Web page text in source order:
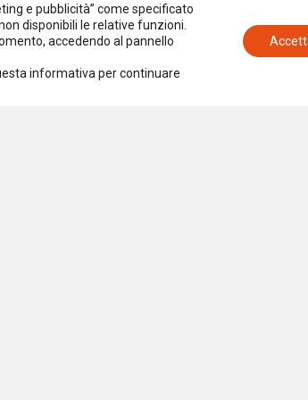
e pubblicità” come specificato
disponibili le relative funzioni.
accedendo al pannello
informativa per continuare